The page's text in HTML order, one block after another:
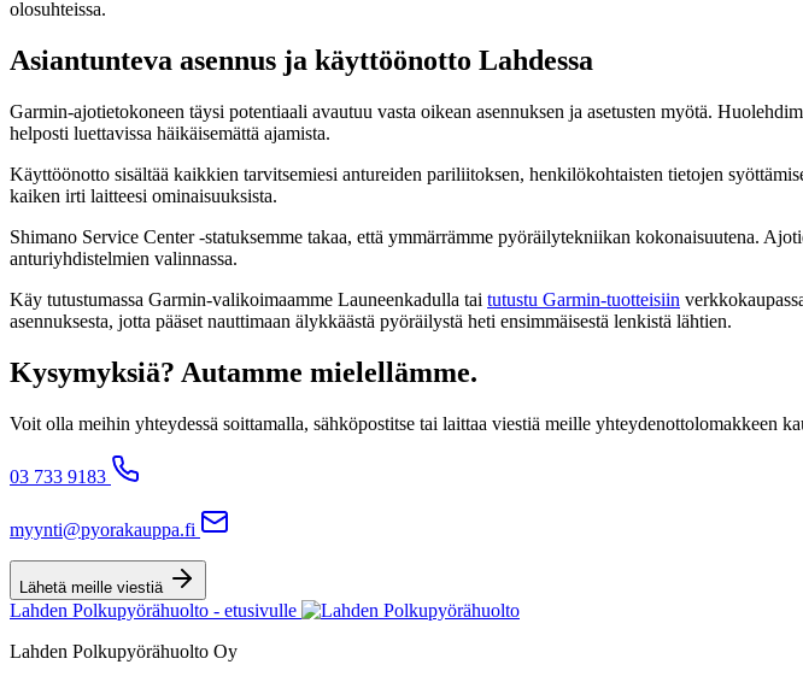
olosuhteissa.
Asiantunteva asennus ja käyttöönotto Lahdessa
Garmin-ajotietokoneen täysi potentiaali avautuu vasta oikean asennuksen ja asetusten myötä.
helposti luettavissa häikäisemättä ajamista.
Käyttöönotto sisältää kaikkien tarvitsemiesi antureiden pariliitoksen, henkilökohtaisten tietojen
kaiken irti laitteesi ominaisuuksista.
Shimano Service Center -statuksemme takaa, että ymmärrämme pyöräilytekniikan kokonaisuutena.
anturiyhdistelmien valinnassa.
Käy tutustumassa Garmin-valikoimaamme Launeenkadulla tai tutustu Garmin-tuotteisiin
asennuksesta, jotta pääset nauttimaan älykkäästä pyöräilystä heti ensimmäisestä lenkistä lähtien.
Kysymyksiä? Autamme mielellämme.
Voit olla meihin yhteydessä soittamalla, sähköpostitse tai laittaa viestiä meille yhteydenottolomakkeen
03 733 9183
myynti@pyorakauppa.fi
Lähetä meille viestiä
Lahden Polkupyörähuolto - etusivulle
Lahden Polkupyörähuolto Oy